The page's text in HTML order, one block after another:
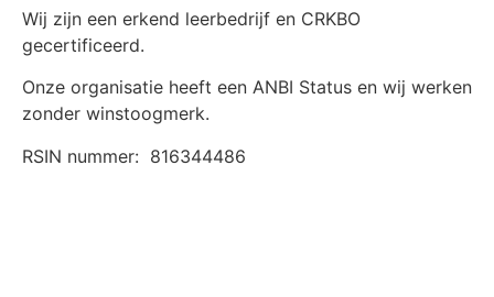
Wij zijn een erkend leerbedrijf en CRKBO
gecertificeerd.
Onze organisatie heeft een ANBI Status en wij werken
zonder winstoogmerk.
RSIN nummer: 816344486